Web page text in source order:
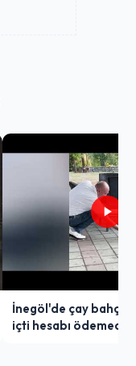
İnegöl'de çay
içti hesabı ödemedi